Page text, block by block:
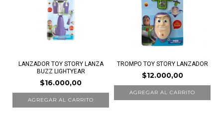
LANZADOR TOY STORY LANZA
BUZZ LIGHTYEAR
$16.000,00
TROMPO TOY STORY LANZADOR
$12.000,00